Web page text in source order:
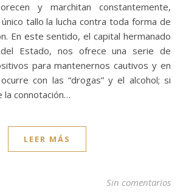
y marchitan constantemente,
tallo la lucha contra toda forma de
En este sentido, el capital hermanado
Estado, nos ofrece una serie de
para mantenernos cautivos y en
con las “drogas” y el alcohol; si
la connotación…
LEER MÁS
Sin comentarios